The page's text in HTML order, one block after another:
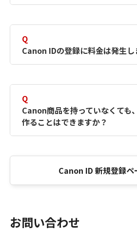
択したサービスから取得し
簡単に作成できるように、こ
Canon IDの登録フォームを
Q
Canon IDの登録に料金は発生し
Q
Canon商品を持っていなくても
作ることはできますか？
Canon ID 新規登録ペ
お問い合わせ